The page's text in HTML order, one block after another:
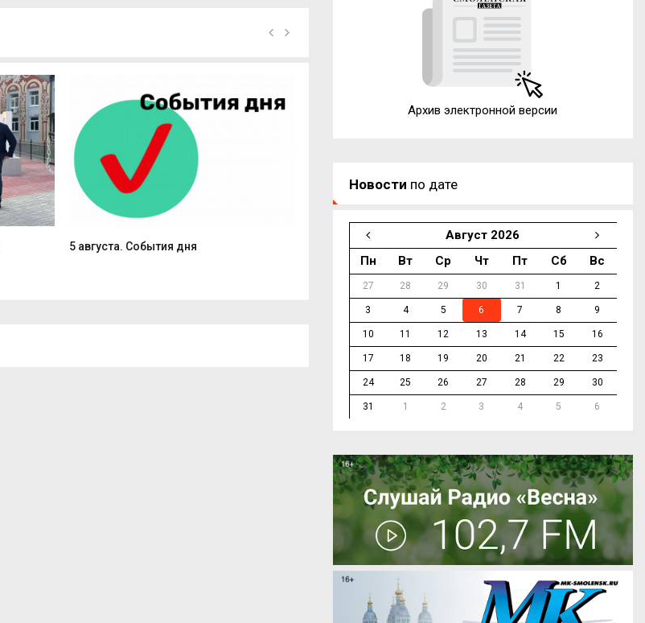
5 августа. События дня
В Смоленске на пяти улицах отключат
холодную...
В Смоленске
Архив электронной версии
Новости по дате
Август 2026
Пн
Вт Ср Чт Пт Сб Вс
27 28 29 30 31 1 2
3 4 5 6 7 8 9
10 11 12 13 14 15 16
17 18 19 20 21 22 23
24 25 26 27 28 29 30
31 1 2 3 4 5 6